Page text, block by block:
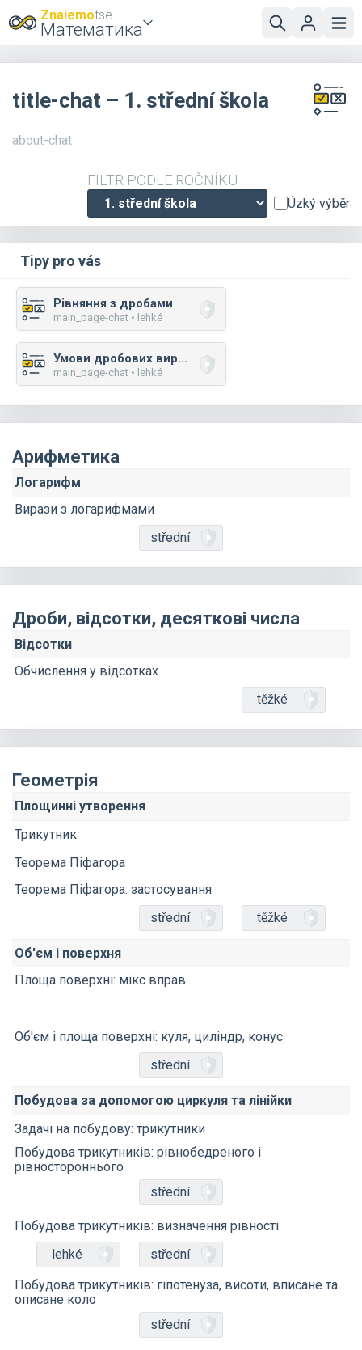
Znaiemotse
Математика
title-chat – 1. střední škola
about-chat
FILTR PODLE ROČNÍKU
Úzký výběr
Tipy pro vás
Рівняння з дробами
main_page-chat • lehké
Умови дробових виразів
main_page-chat • lehké
Арифметика
Логарифм
Вирази з логарифмами
střední
Дроби, відсотки, десяткові числа
Відсотки
Обчислення у відсотках
těžké
Геометрія
Площинні утворення
Трикутник
Теорема Піфагора
Теорема Піфагора: застосування
střední
těžké
Об'єм і поверхня
Площа поверхні: мікс вправ
Об'єм і площа поверхні: куля, циліндр, конус
střední
Побудова за допомогою циркуля та лінійки
Задачі на побудову: трикутники
Побудова трикутників: рівнобедреного і
рівностороннього
střední
Побудова трикутників: визначення рівності
lehké
střední
Побудова трикутників: гіпотенуза, висоти, вписане та
описане коло
střední